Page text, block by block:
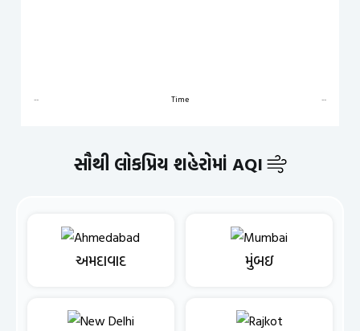
-- Time --
સૌથી લોકપ્રિય શહેરોમાં AQI
અમદાવાદ મુંબઇ